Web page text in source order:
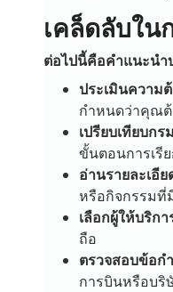
เคล็ดลับใน
ต่อไปนี้คือคำแนะนำ
ประเมินความ
กำหนดว่าคุณต้
เปรียบเทียบกร
ขั้นตอนการเรี
อ่านรายละเอี
หรือกิจกรรมที่
เลือกผู้ให้บริก
ถือ
ตรวจสอบข้อก
การบินหรือบริ